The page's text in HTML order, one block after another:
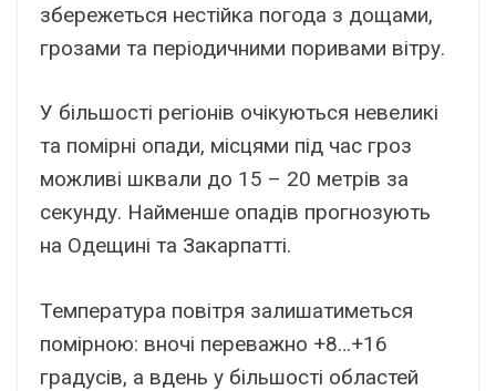
збережеться нестійка погода з дощами,
грозами та періодичними поривами вітру.
У більшості регіонів очікуються невеликі
та помірні опади, місцями під час гроз
можливі шквали до 15 – 20 метрів за
секунду. Найменше опадів прогнозують
на Одещині та Закарпатті.
Температура повітря залишатиметься
помірною: вночі переважно +8…+16
градусів, а вдень у більшості областей